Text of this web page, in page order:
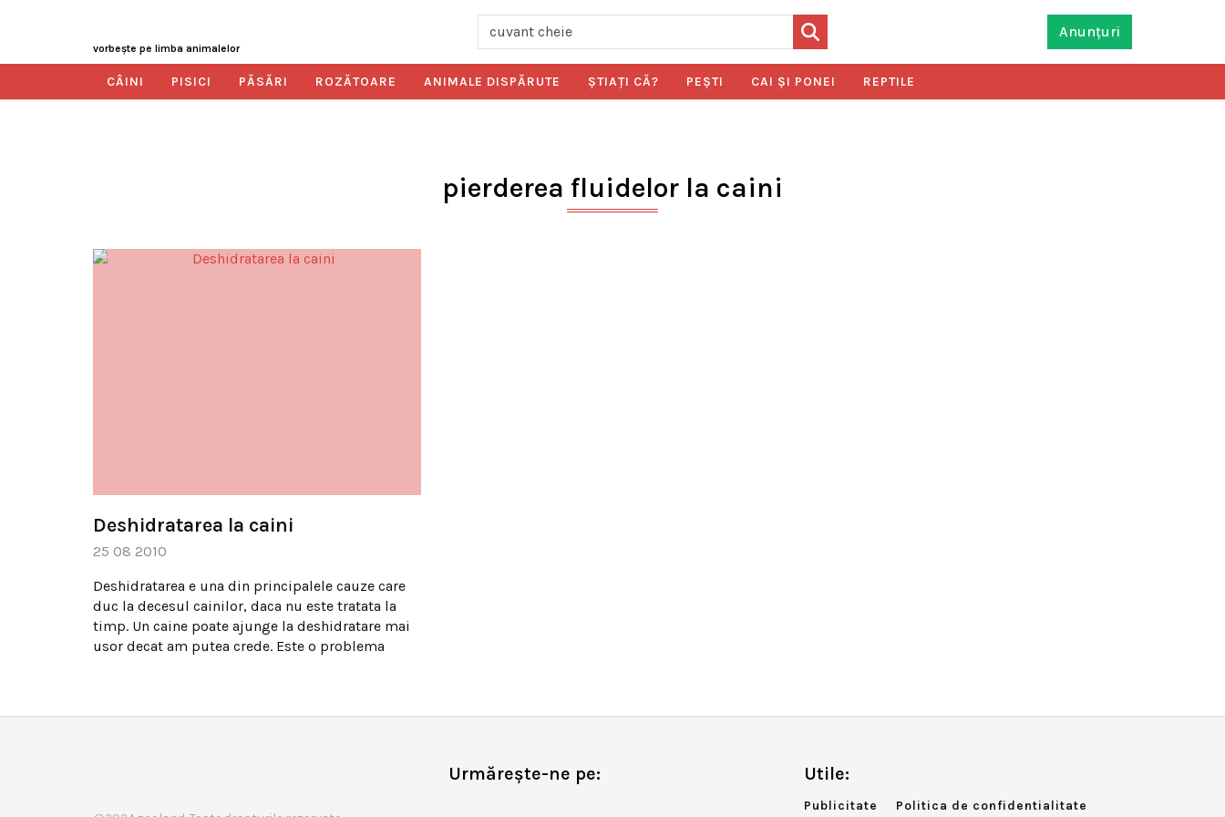
vorbeşte pe limba animalelor
Anunțuri
CÂINI PISICI PĂSĂRI ROZĂTOARE ANIMALE DISPĂRUTE ŞTIAŢI CĂ? PEŞTI CAI ŞI PONEI REPTILE
pierderea fluidelor la caini
Deshidratarea la caini
25 08 2010
Deshidratarea e una din principalele cauze care
duc la decesul cainilor, daca nu este tratata la
timp. Un caine poate ajunge la deshidratare mai
usor decat am putea crede. Este o problema
Urmărește-ne pe: Utile:
Publicitate Politica de confidentialitate